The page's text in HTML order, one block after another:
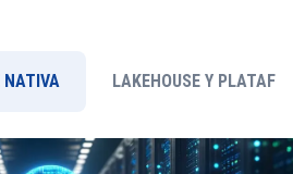
NATIVA LAKEHOUSE Y